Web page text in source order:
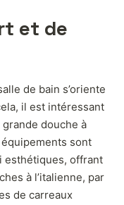
et de
de bain s’oriente
il est intéressant
douche à
sont
esthétiques, offrant
à l’italienne, par
de carreaux